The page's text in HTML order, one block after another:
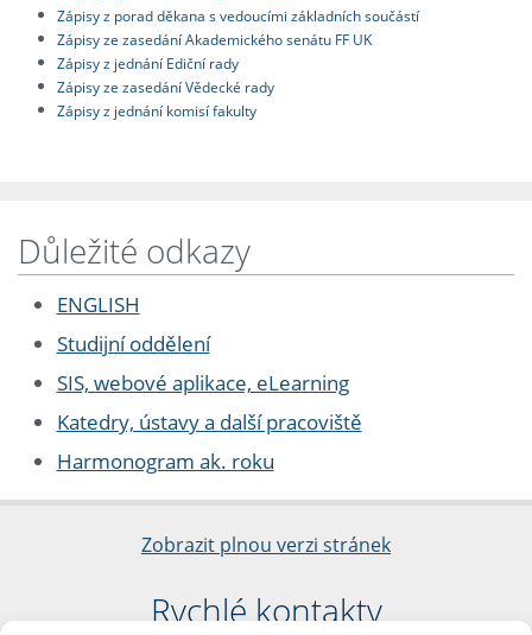
Zápisy z porad děkana s vedoucími základních součástí
Zápisy ze zasedání Akademického senátu FF UK
Zápisy z jednání Ediční rady
Zápisy ze zasedání Vědecké rady
Zápisy z jednání komisí fakulty
Důležité odkazy
ENGLISH
Studijní oddělení
SIS, webové aplikace, eLearning
Katedry, ústavy a další pracoviště
Harmonogram ak. roku
Zobrazit plnou verzi stránek
Rychlé kontakty